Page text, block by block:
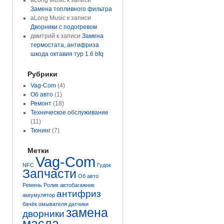
Замена топливного фильтра
aLong Musicк записи
Дворники с подогревом
дмитрий к записи Замена
термостата, антифриза
шкода октавия тур 1.6 bfq
Рубрики
Vag-Com(4)
Об авто(1)
Ремонт(18)
Техническое обслуживание
(11)
Тюнинг(7)
Метки
NFC Vag-Com Гудок
Запчасти Об авто
Ремень Ролик автобагажник
аккумулятор антифриз
бачёк омывателя датчики
дворникизамена